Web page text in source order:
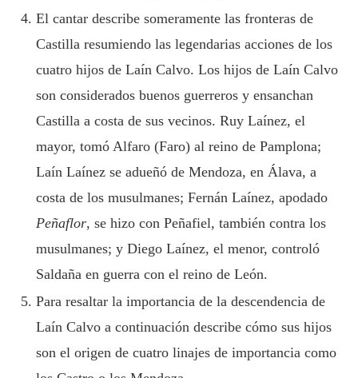
El cantar describe someramente las fronteras de
Castilla resumiendo las legendarias acciones de los
cuatro hijos de Laín Calvo. Los hijos de Laín Calvo
son considerados buenos guerreros y ensanchan
Castilla a costa de sus vecinos. Ruy Laínez, el
mayor, tomó Alfaro (Faro) al reino de Pamplona;
Laín Laínez se adueñó de Mendoza, en Álava, a
costa de los musulmanes; Fernán Laínez, apodado
Peñaflor, se hizo con Peñafiel, también contra los
musulmanes; y Diego Laínez, el menor, controló
Saldaña en guerra con el reino de León.
Para resaltar la importancia de la descendencia de
Laín Calvo a continuación describe cómo sus hijos
son el origen de cuatro linajes de importancia como